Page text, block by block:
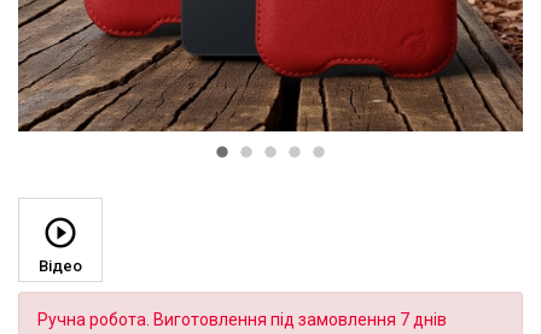
Відео
Ручна робота. Виготовлення під замовлення 7 днів